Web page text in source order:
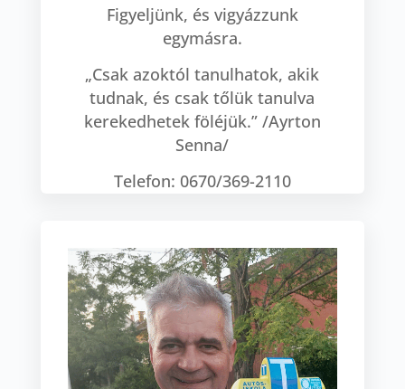
Figyeljünk, és vigyázzunk
egymásra.
„Csak azoktól tanulhatok, akik
tudnak, és csak tőlük tanulva
kerekedhetek föléjük.” /Ayrton
Senna/
Telefon: 0670/369-2110